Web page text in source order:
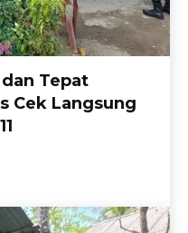
Tepat
Cek Langsung